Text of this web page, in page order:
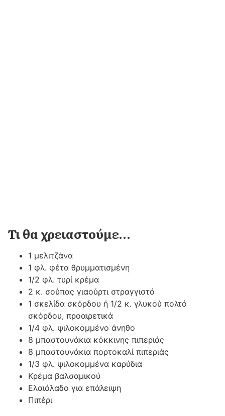
Τι θα χρειαστούμε…
1 μελιτζάνα
1 φλ. φέτα θρυμματισμένη
1/2 φλ. τυρί κρέμα
2 κ. σούπας γιαούρτι στραγγιστό
1 σκελίδα σκόρδου ή 1/2 κ. γλυκού πολτό
σκόρδου, προαιρετικά
1/4 φλ. ψιλοκομμένο άνηθο
8 μπαστουνάκια κόκκινης πιπεριάς
8 μπαστουνάκια πορτοκαλί πιπεριάς
1/3 φλ. ψιλοκομμένα καρύδια
Κρέμα βαλσαμικού
Ελαιόλαδο για επάλειψη
Πιπέρι